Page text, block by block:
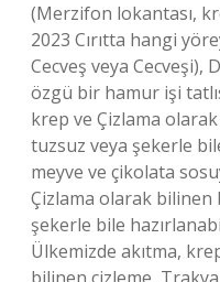
(Merzifon lokantası,
2023 Cırıtta hangi
Cecveş veya Cecveşi),
özgü bir hamur işi
krep ve Çizlama
tuzsuz veya şekerle
meyve ve çikolata
Çizlama olarak bilinen
şekerle bile
Ülkemizde akıtma,